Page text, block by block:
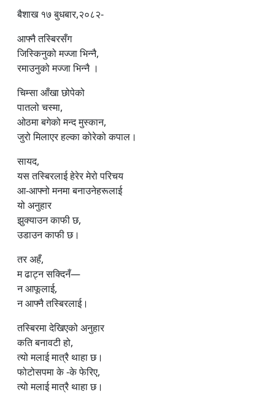
बैशाख १७ बुधबार,२०८२-
आफ्नै तस्बिरसँग
जिस्किनुको मज्जा भिन्नै,
रमाउनुको मज्जा भिन्नै ।
चिम्सा आँखा छोपेको
पातलो चस्मा,
ओठमा बगेको मन्द मुस्कान,
जुरो मिलाएर हल्का कोरेको कपाल।
सायद,
यस तस्बिरलाई हेरेर मेरो परिचय
आ-आफ्नो मनमा बनाउनेहरूलाई
यो अनुहार
झुक्याउन काफी छ,
उडाउन काफी छ।
तर अहँ,
म ढाट्न सक्दिनँ—
न आफूलाई,
न आफ्नै तस्बिरलाई।
तस्बिरमा देखिएको अनुहार
कति बनावटी हो,
त्यो मलाई मात्रै थाहा छ।
फोटोसपमा के -के फेरिए,
त्यो मलाई मात्रै थाहा छ।